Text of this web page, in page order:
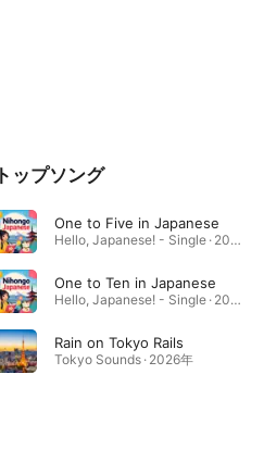
トップソング
One to Five in Japanese
Hello, Japanese! - Single · 2026年
One to Ten in Japanese
Hello, Japanese! - Single · 2026年
Rain on Tokyo Rails
Tokyo Sounds · 2026年